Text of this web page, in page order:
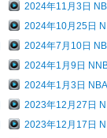
2024年11月3日
2024年10月25日
2024年7月10日
2024年1月9日
2024年1月3日
2023年12月27日
2023年12月17日